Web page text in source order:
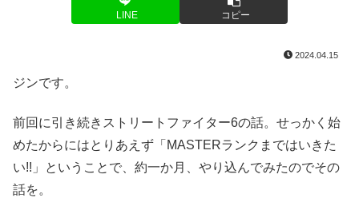
LINE コピー
2024.04.15
ジンです。
前回に引き続きストリートファイター6の話。せっかく始
めたからにはとりあえず「MASTERランクまではいきた
い!!」ということで、約一か月、やり込んでみたのでその
話を。